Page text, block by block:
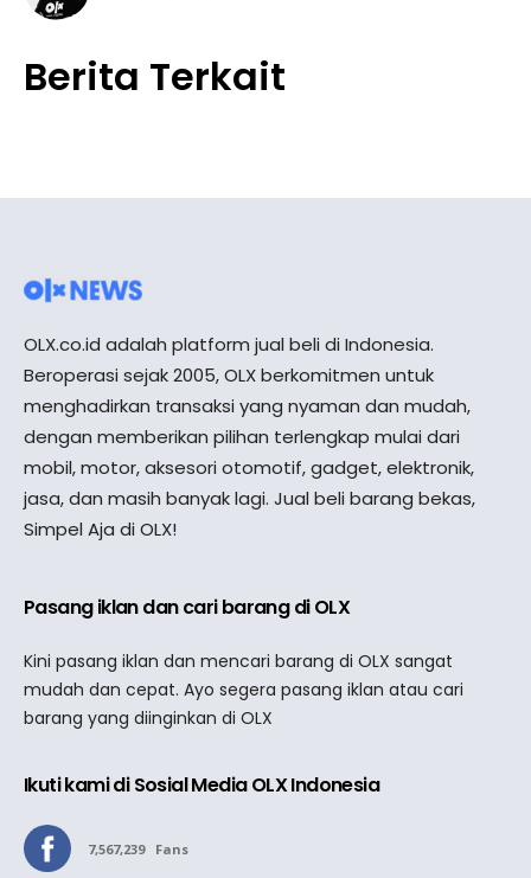
Berita Terkait
OLX.co.id adalah platform jual beli di Indonesia.
Beroperasi sejak 2005, OLX berkomitmen untuk
menghadirkan transaksi yang nyaman dan mudah,
dengan memberikan pilihan terlengkap mulai dari
mobil, motor, aksesori otomotif, gadget, elektronik,
jasa, dan masih banyak lagi. Jual beli barang bekas,
Simpel Aja di OLX!
Pasang iklan dan cari barang di OLX
Kini pasang iklan dan mencari barang di OLX sangat
mudah dan cepat. Ayo segera pasang iklan atau cari
barang yang diinginkan di OLX
Ikuti kami di Sosial Media OLX Indonesia
7,567,239 Fans